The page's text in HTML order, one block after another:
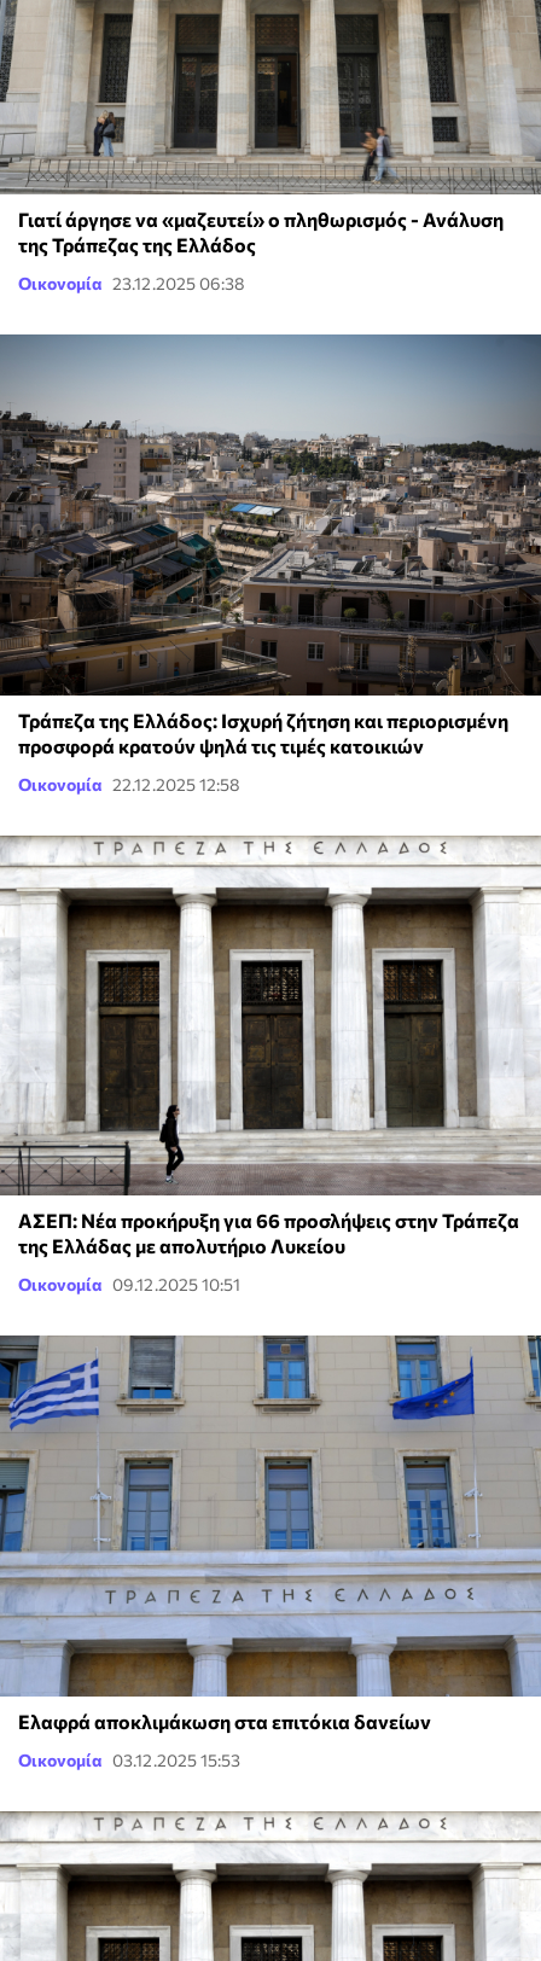
Γιατί άργησε να «μαζευτεί» ο πληθωρισμός - Ανάλυση
της Τράπεζας της Ελλάδος
Οικονομία 23.12.2025 06:38
Τράπεζα της Ελλάδος: Ισχυρή ζήτηση και περιορισμένη
προσφορά κρατούν ψηλά τις τιμές κατοικιών
Οικονομία 22.12.2025 12:58
ΑΣΕΠ: Νέα προκήρυξη για 66 προσλήψεις στην Τράπεζα
της Ελλάδας με απολυτήριο Λυκείου
Οικονομία 09.12.2025 10:51
Ελαφρά αποκλιμάκωση στα επιτόκια δανείων
Οικονομία 03.12.2025 15:53